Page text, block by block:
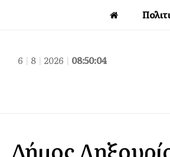
6 | 8 | 2026 | 08:50:05
Δήμος